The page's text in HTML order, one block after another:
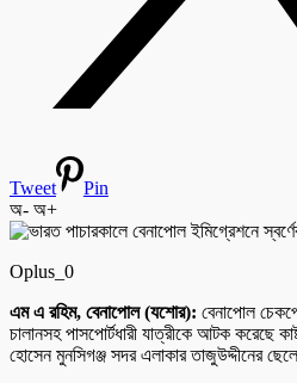
Tweet
Pin
অ- অ+
Oplus_0
এম এ রহিম, বেনাপোল (যশোর): বেনাপোল
চালানসহ পাসপোর্টধারী যাত্রীকে আটক করেছে
হোসেন মুনসিগঞ্জ সদর এলাকার তাজুউদ্দীনের